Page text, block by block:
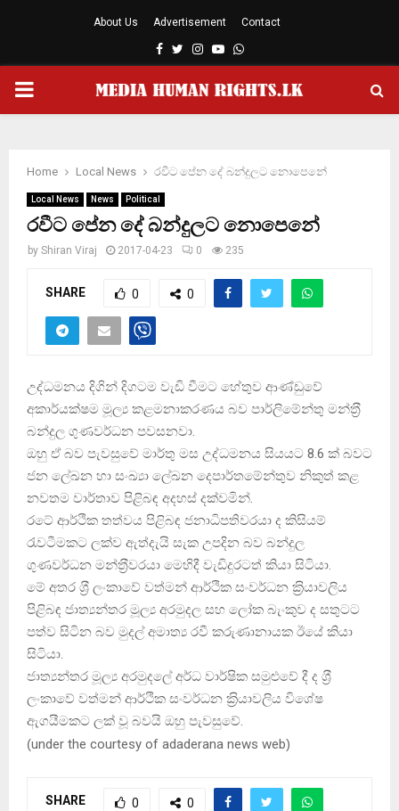
About Us Advertisement Contact
Facebook
TwitterInstagram
YoutubeWhatsapp
PRIMARY
Home Local News රවීට පේන දේ බන්දුලට නොපෙනේ
Local News News Political
රවීට පේන දේ බන්දුලට නොපෙනේ
by Shiran Viraj 2017-04-23 0 235
SHARE 0 0
උද්ධමනය දිගින් දිගටම වැඩි වීමට හේතුව ආණ්ඩුවේ
අකාර්යක්ෂම මූල්‍ය කළමනාකරණය බව පාර්ලිමේන්තු මන්ත‍්‍රී
බන්දුල ගුණවර්ධන පවසනවා.
ඔහු ඒ බව පැවසුවේ මාර්තු මස උද්ධමනය සියයට 8.6 ක් බවට
ජන ලේඛන හා සංඛ්‍යා ලේඛන දෙපාර්තමේන්තුව නිකුත් කළ
නවතම වාර්තාව පිළිබඳ අදහස් දක්වමින්.
රටේ ආර්ථික තත්වය පිළිබඳ ජනාධිපතිවරයා ද කිසියම්
රැවටීමකට ලක්ව ඇත්දැයි සැක උපදින බව බන්දුල
ගුණවර්ධන මන්ත‍්‍රීවරයා මෙහිදී වැඩිදුරටත් කියා සිටියා.
මේ අතර ශ‍්‍රී ලංකාවේ වත්මන් ආර්ථික සංවර්ධන ක‍්‍රියාවලිය
පිළිබඳ ජාත්‍යන්තර මූල්‍ය අරමුදල සහ ලෝක බැංකුව ද සතුටට
පත්ව සිටින බව මුදල් අමාත්‍ය රවී කරුණානායක ඊයේ කියා
සිටියා.
ජාත්‍යන්තර මූල්‍ය අරමුදලේ අර්ධ වාර්ෂික සමුළුවේ දී ද ශ‍්‍රී
ලංකාවේ වත්මන් ආර්ථික සංවර්ධන ක‍්‍රියාවලිය විශේෂ
ඇගයීමකට ලක් වූ බවයි ඔහු පැවසුවේ.
(under the courtesy of adaderana news web)
SHARE 0 0